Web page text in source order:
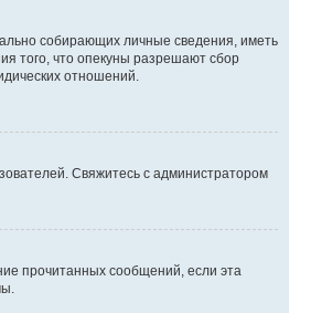
собирающих личные сведения, иметь
того, что опекуны разрешают сбор
отношений.
Свяжитесь с администратором
прочитанных сообщений, если эта